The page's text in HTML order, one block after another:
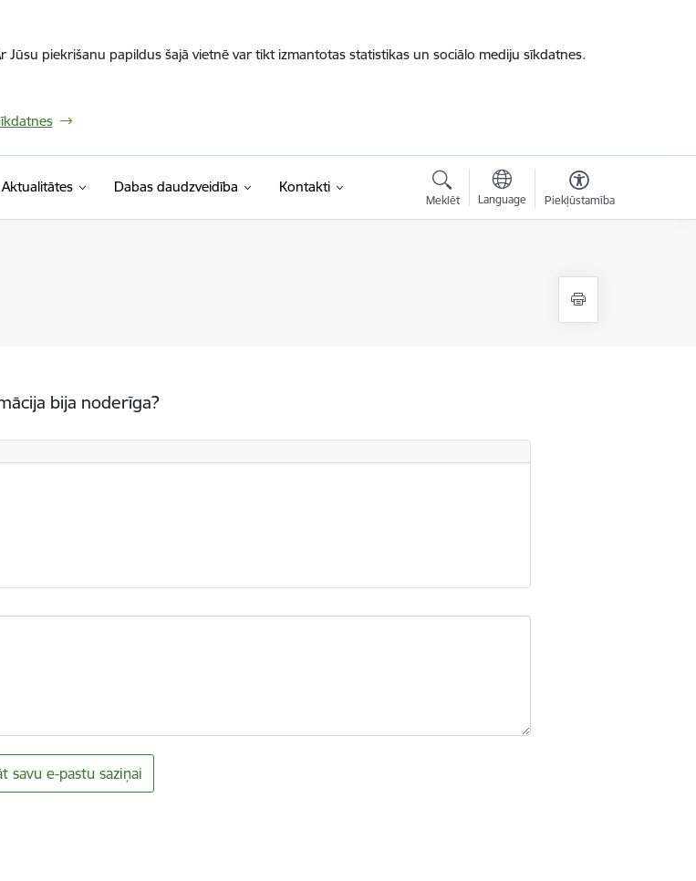
piekrišanu papildus šajā vietnē var tikt izmantotas statistikas un sociālo mediju sīkdatnes.
Aktualitātes Dabas daudzveidība Kontakti
Meklēt Language Piekļūstamība
bija noderīga?
savu e-pastu saziņai